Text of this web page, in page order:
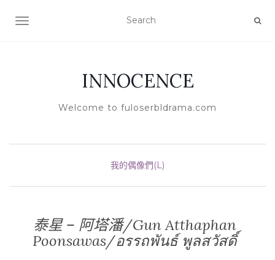
TOGGLE NAVIGATION
INNOCENCE
Welcome to fuloserbldrama.com
我的偶像們(L)
泰星 – 阿塔潘/Gun Atthaphan
Poonsawas/อรรถพันธ์ พูลสวัสดิ์